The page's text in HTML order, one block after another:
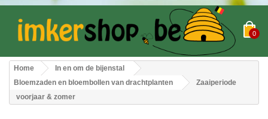
0
Home
In en om de bijenstal
Bloemzaden en bloembollen van drachtplanten
Zaaiperiode
voorjaar & zomer